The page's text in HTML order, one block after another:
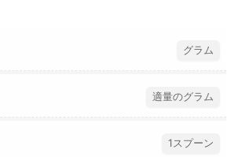
グラム
適量のグラム
1スプーン